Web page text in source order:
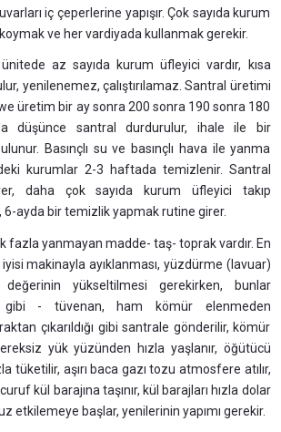
iç çeperlerine yapışır. Çok sayıda kurum
ve her vardiyada kullanmak gerekir.
az sayıda kurum üfleyici vardır, kısa
yenilenemez, çalıştırılamaz. Santral üretimi
üretim bir ay sonra 200 sonra 190 sonra 180
düşünce santral durdurulur, ihale ile bir
Basınçlı su ve basınçlı hava ile yanma
kurumlar 2-3 haftada temizlenir. Santral
daha çok sayıda kurum üfleyici takıp
6-ayda bir temizlik yapmak rutine girer.
fazla yanmayan madde- taş- toprak vardır. En
makinayla ayıklanması, yüzdürme (lavuar)
yükseltilmesi gerekirken, bunlar
gibi - tüvenan, ham kömür elenmeden
çıkarıldığı gibi santrale gönderilir, kömür
yük yüzünden hızla yaşlanır, öğütücü
tüketilir, aşırı baca gazı tozu atmosfere atılır,
kül barajına taşınır, kül barajları hızla dolar
etkilemeye başlar, yenilerinin yapımı gerekir.